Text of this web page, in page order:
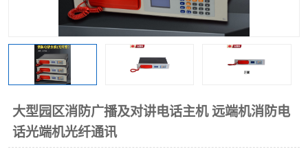
大型园区消防广播及对讲电话主机 远端机消防电
话光端机光纤通讯